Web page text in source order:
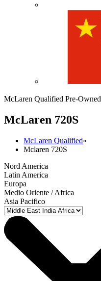
McLaren Qualified Pre-Owned
McLaren 720S
McLaren Qualified»
Mclaren 720S
Nord America
Latin America
Europa
Medio Oriente / Africa
Asia Pacifico